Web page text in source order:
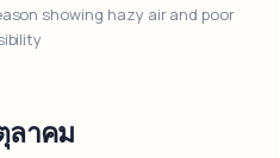
showing hazy air and poor
ลาคม